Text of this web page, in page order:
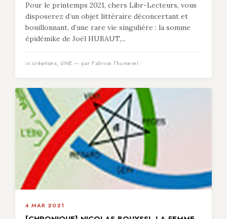
Pour le printemps 2021, chers Libr-Lecteurs, vous
disposerez d’un objet littéraire déconcertant et
bouillonnant, d’une rare vie singulière : la somme
épidémike de Joël HUBAUT,...
in créations, UNE — par Fabrice Thumerel
4 MAR 2021